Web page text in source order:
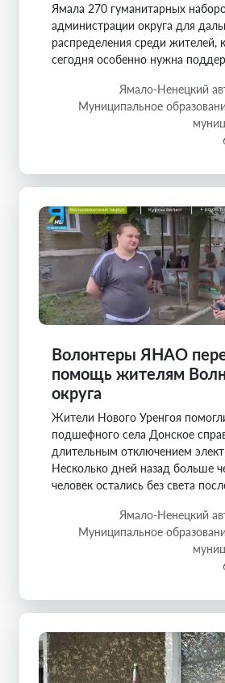
Ямала 270 гуманитарных
администрации округа для
распределения среди жителей,
сегодня особенно нужна
Ямало-Ненецкий
Муниципальное
Волонтеры ЯНАО
помощь жителям
округа
Жители Нового Уренгоя
подшефного села Донское
длительным отключением
Несколько дней назад больше
человек остались без света
Ямало-Ненецкий
Муниципальное